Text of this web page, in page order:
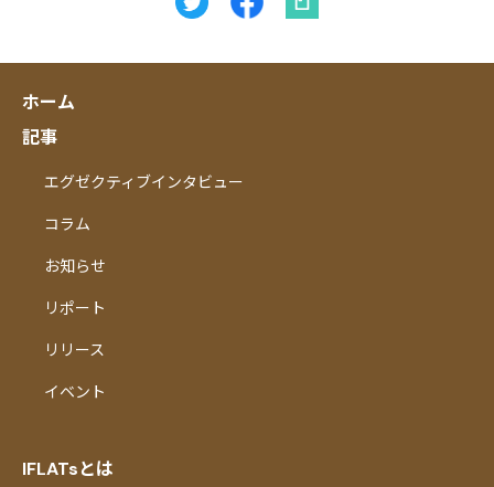
ホーム
記事
エグゼクティブインタビュー
コラム
お知らせ
リポート
リリース
イベント
IFLATsとは